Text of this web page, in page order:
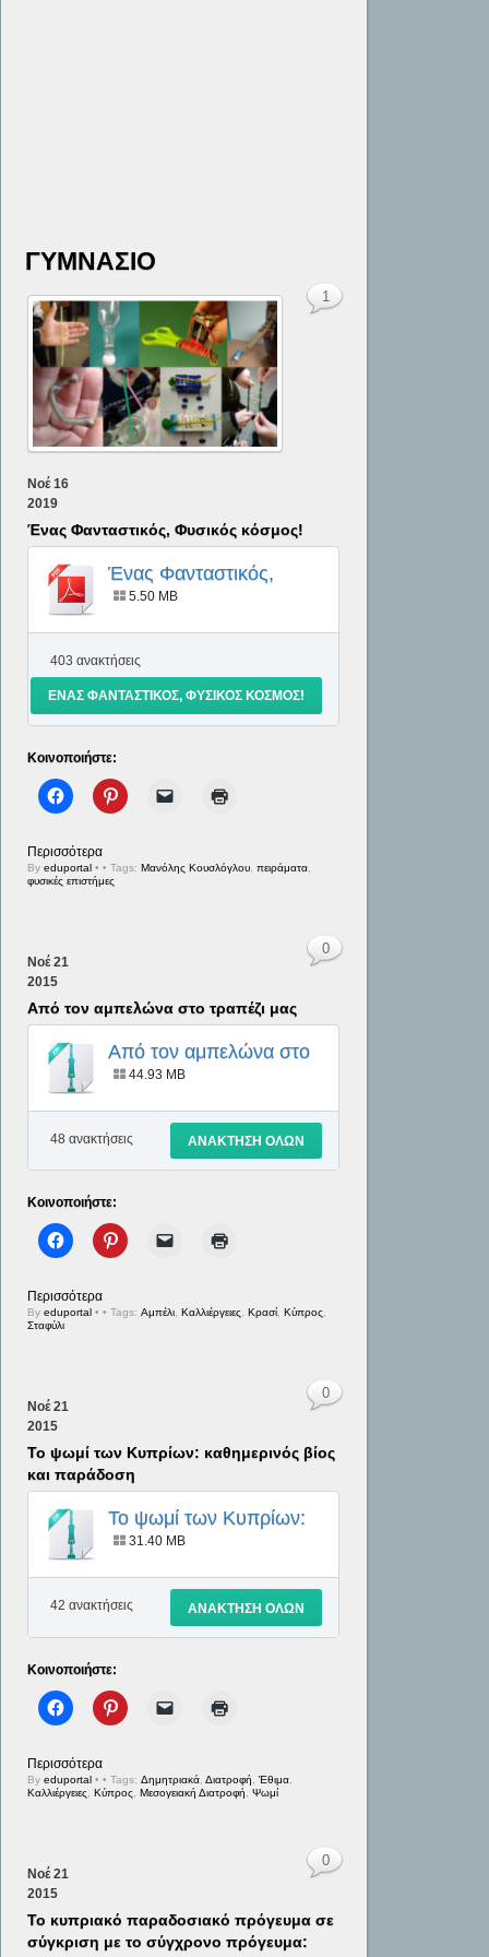
ΓΥΜΝΑΣΙΟ
Νοέ 16
2019
Ένας Φανταστικός, Φυσικός κόσμος!
Ένας Φανταστικός,
Φυσικός κόσμος!
5.50 MB
403 ανακτήσεις
ΈΝΑΣ ΦΑΝΤΑΣΤΙΚΌΣ, ΦΥΣΙΚΌΣ ΚΌΣΜΟΣ!
Κοινοποιήστε:
Περισσότερα
Byeduportal •
1
• Tags:Μανόλης Κουσλόγλου ,πειράματα
φυσικές επιστήμες
Νοέ 21
2015
Από τον αμπελώνα στο τραπέζι μας
Από τον αμπελώνα στο
τραπέζι μας
44.93 MB
48 ανακτήσεις ΑΝΑΚΤΗΣΗ ΟΛΩΝ
Κοινοποιήστε:
Περισσότερα
Byeduportal •
0
• Tags:Αμπέλι,Καλλιέργειες,Κρασί,Κύπρος,
Σταφύλι
Νοέ 21
2015
Το ψωμί των Κυπρίων: καθημερινός βίος
και παράδοση
Το ψωμί των Κυπρίων:
καθημερινός βίος και
31.40 MB
42 ανακτήσεις ΑΝΑΚΤΗΣΗ ΟΛΩΝ
Κοινοποιήστε:
Περισσότερα
Byeduportal •
0
• Tags:Δημητριακά ,Διατροφή ,Έθιμα
Καλλιέργειες ,Κύπρος ,Μεσογειακή Διατροφή ,Ψωμί
Νοέ 21
2015
Το κυπριακό παραδοσιακό πρόγευμα σε
σύγκριση με το σύγχρονο πρόγευμα:
0